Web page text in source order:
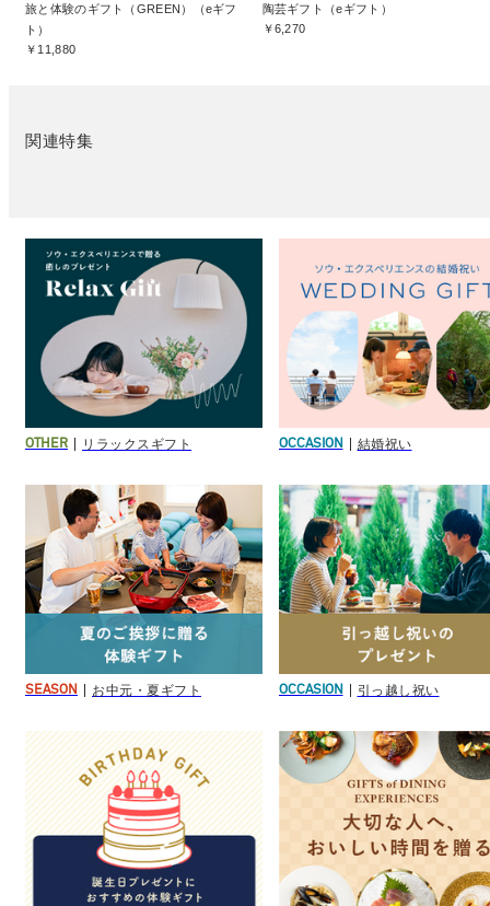
旅と体験のギフト（GREEN）（eギフ
ト）
￥11,880
陶芸ギフト（eギフト）
￥6,270
関連特集
OTHER リラックスギフト OCCASION 結婚祝い
SEASON お中元・夏ギフト OCCASION 引っ越し祝い